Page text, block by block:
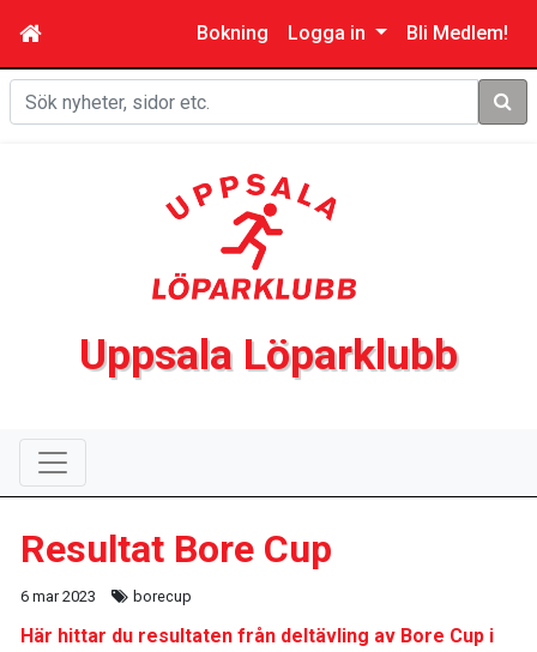
Bokning Logga in Bli Medlem!
Sök
Uppsala Löparklubb
Resultat Bore Cup
6 mar 2023 borecup
Här hittar du resultaten från deltävling av Bore Cup i